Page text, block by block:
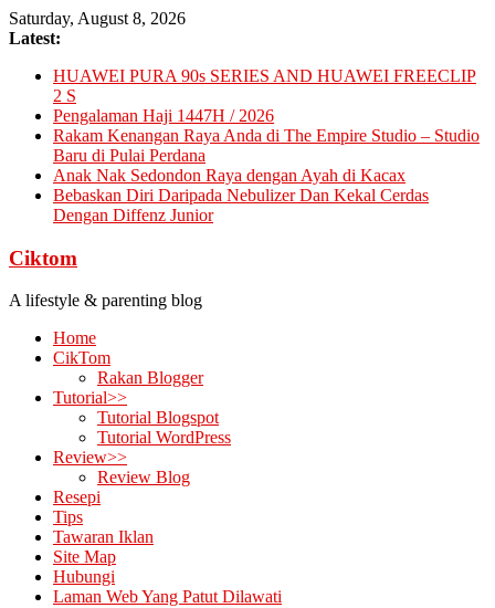
Skip
to
Saturday, August 8, 2026
Latest:
HUAWEI PURA 90s SERIES AND HUAWEI FREECLIP
2 S
Pengalaman Haji 1447H / 2026
Rakam Kenangan Raya Anda di The Empire Studio – Studio
Baru di Pulai Perdana
Anak Nak Sedondon Raya dengan Ayah di Kacax
Bebaskan Diri Daripada Nebulizer Dan Kekal Cerdas
Dengan Diffenz Junior
Ciktom
A lifestyle & parenting blog
Home
CikTom
Rakan Blogger
Tutorial>>
Tutorial Blogspot
Tutorial WordPress
Review>>
Review Blog
Resepi
Tips
Tawaran Iklan
Site Map
Hubungi
Laman Web Yang Patut Dilawati